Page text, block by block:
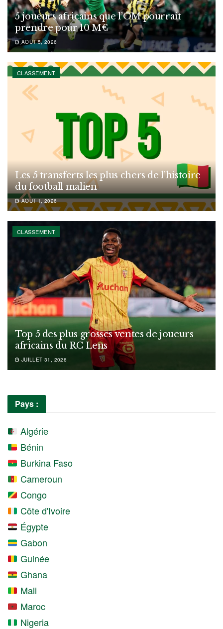
5 joueurs africains que l’OM pourrait
prendre pour 10 M€
AOÛT 5, 2026
CLASSEMENT
Les 5 transferts les plus chers de l’histoire
du football malien
AOÛT 1, 2026
CLASSEMENT
Top 5 des plus grosses ventes de joueurs
africains du RC Lens
JUILLET 31, 2026
Pays :
Algérie
Bénin
Burkina Faso
Cameroun
Congo
Côte d'Ivoire
Égypte
Gabon
Guinée
Ghana
Mali
Maroc
Nigeria